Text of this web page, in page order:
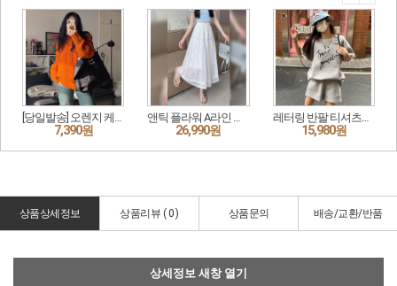
상품상세정보 상품리뷰 ( 0) 상품문의 배송/교환/반품
상세정보 새창 열기